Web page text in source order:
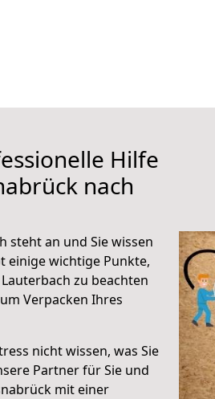
Hilfe
nach
steht an und Sie wissen
einige wichtige Punkte,
zu beachten
Verpacken Ihres
nicht wissen, was Sie
Partner für Sie und
mit einer